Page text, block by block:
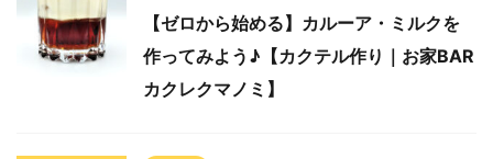
【ゼロから始める】カルーア・ミルクを
作ってみよう♪【カクテル作り｜お家BAR
カクレクマノミ】